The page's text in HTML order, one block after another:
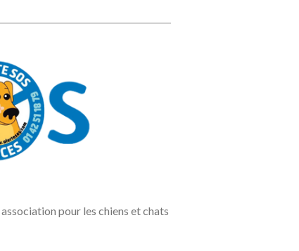
pour les chiens et chats